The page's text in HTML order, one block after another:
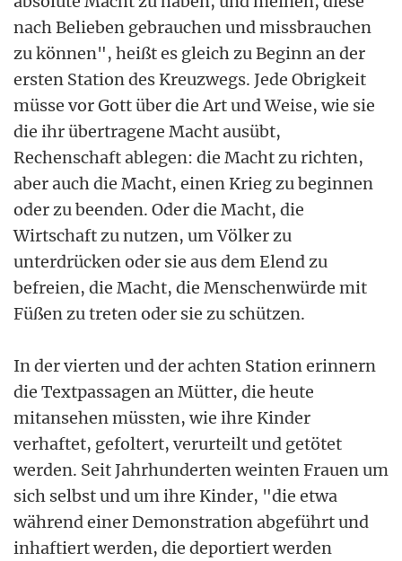
nach Belieben gebrauchen und missbrauchen
zu können", heißt es gleich zu Beginn an der
ersten Station des Kreuzwegs. Jede Obrigkeit
müsse vor Gott über die Art und Weise, wie sie
die ihr übertragene Macht ausübt,
Rechenschaft ablegen: die Macht zu richten,
aber auch die Macht, einen Krieg zu beginnen
oder zu beenden. Oder die Macht, die
Wirtschaft zu nutzen, um Völker zu
unterdrücken oder sie aus dem Elend zu
befreien, die Macht, die Menschenwürde mit
Füßen zu treten oder sie zu schützen.
In der vierten und der achten Station erinnern
die Textpassagen an Mütter, die heute
mitansehen müssten, wie ihre Kinder
verhaftet, gefoltert, verurteilt und getötet
werden. Seit Jahrhunderten weinten Frauen um
sich selbst und um ihre Kinder, "die etwa
während einer Demonstration abgeführt und
inhaftiert werden, die deportiert werden